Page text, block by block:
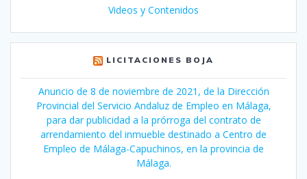
Videos y Contenidos
LICITACIONES BOJA
Anuncio de 8 de noviembre de 2021, de la Dirección
Provincial del Servicio Andaluz de Empleo en Málaga,
para dar publicidad a la prórroga del contrato de
arrendamiento del inmueble destinado a Centro de
Empleo de Málaga-Capuchinos, en la provincia de
Málaga.